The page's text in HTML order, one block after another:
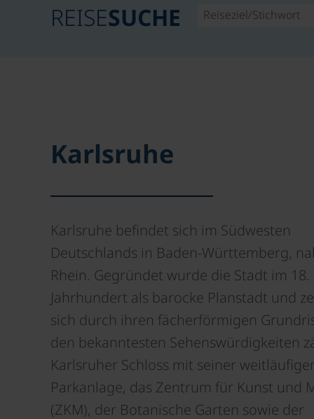
REISESUCHE
Karlsruhe
Karlsruhe befindet sich im Südwesten
Deutschlands in Baden-Württemberg,
Rhein. Gegründet wurde die Stadt im 18.
Jahrhundert als barocke Planstadt und
sich durch ihren fächerförmigen
den bekanntesten Sehenswürdigkeiten
Karlsruher Schloss mit seiner
Parkanlage, das Zentrum für Kunst und
(ZKM), der Botanische Garten sowie der